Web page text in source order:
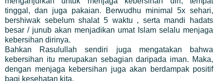
tinggal, dan juga pakaian. Berwudhu minimal 5x sehari,
bershiwak sebelum shalat 5 waktu , serta mandi hadats
besar / junub akan menjadikan umat Islam selalu menjaga
kebersihan dirinya.
Bahkan Rasulullah sendiri juga mengatakan bahwa
kebersihan itu merupakan sebagian daripada iman. Maka,
dengan menjaga kebersihan juga akan berdampak positif
bagi kesehatan kita.